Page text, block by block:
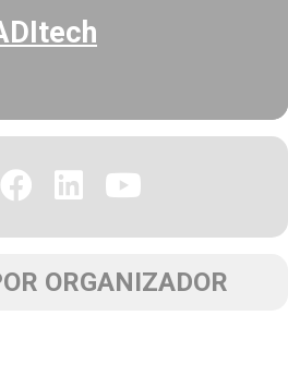
ORGANIZADOR